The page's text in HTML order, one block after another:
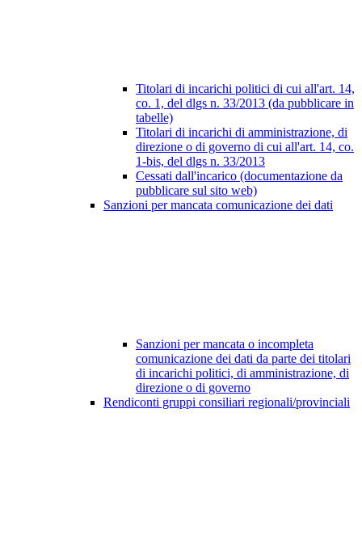
Titolari di incarichi politici di cui all'art. 14,
co. 1, del dlgs n. 33/2013 (da pubblicare in
tabelle)
Titolari di incarichi di amministrazione, di
direzione o di governo di cui all'art. 14, co.
1-bis, del dlgs n. 33/2013
Cessati dall'incarico (documentazione da
pubblicare sul sito web)
Sanzioni per mancata comunicazione dei dati
Sanzioni per mancata o incompleta
comunicazione dei dati da parte dei titolari
di incarichi politici, di amministrazione, di
direzione o di governo
Rendiconti gruppi consiliari regionali/provinciali